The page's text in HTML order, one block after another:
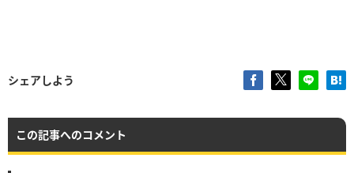
シェアしよう
この記事へのコメント